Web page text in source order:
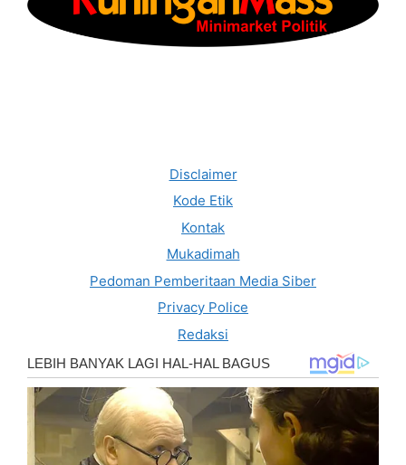
Disclaimer
Kode Etik
Kontak
Mukadimah
Pedoman Pemberitaan Media Siber
Privacy Police
Redaksi